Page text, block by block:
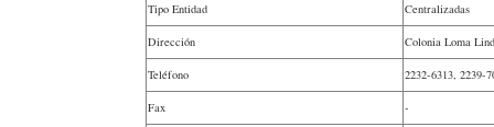
Tipo Entidad Centralizadas
Dirección Colonia Loma
Teléfono 2232-6313, 2239-
Fax -